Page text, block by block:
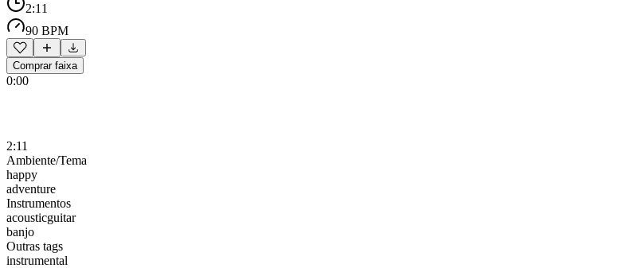
2:11
90 BPM
Comprar faixa
0:00
2:11
Ambiente/Tema
happy
adventure
Instrumentos
acousticguitar
banjo
Outras tags
instrumental